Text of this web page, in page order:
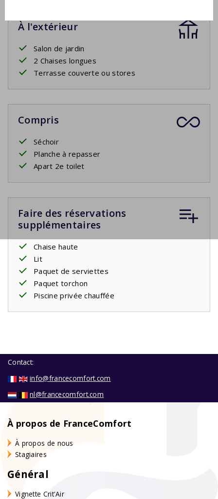
À l'extérieur
Salon de jardin
2 Chaises longues
Terrasse couverte ou stores
Compris
Séchoir
Planche à repasser
Apart 2e toilet
Faire des réservations
supplémentaires
Chaise haute
Lit
Paquet de serviettes
Paquet torchon
Piscine privée chauffée
Contact:
info@francecomfort.com
nl@francecomfort.com
À propos de FranceComfort
À propos de nous
Stagiaires
Général
Vignette Crit'Air